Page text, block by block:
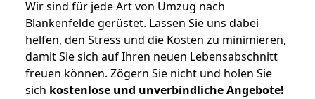
Wir sind für jede Art von Umzug nach
Blankenfelde gerüstet. Lassen Sie uns dabei
helfen, den Stress und die Kosten zu minimieren,
damit Sie sich auf Ihren neuen Lebensabschnitt
freuen können. Zögern Sie nicht und holen Sie
sich kostenlose und unverbindliche Angebote!